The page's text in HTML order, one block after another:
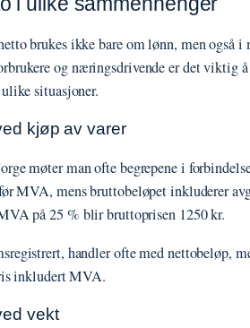
brukes ikke bare om lønn, men også i
og næringsdrivende er det viktig
situasjoner.
kjøp av varer
møter man ofte begrepene i
MVA, mens bruttobeløpet inkluderer
på 25 % blir bruttoprisen 1250 kr.
handler ofte med nettobeløp,
inkludert MVA.
vekt